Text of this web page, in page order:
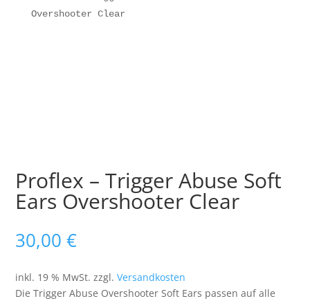
Overshooter Clear
Proflex – Trigger Abuse Soft
Ears Overshooter Clear
30,00€
inkl. 19 % MwSt. zzgl.Versandkosten
Die Trigger Abuse Overshooter Soft Ears passen auf alle